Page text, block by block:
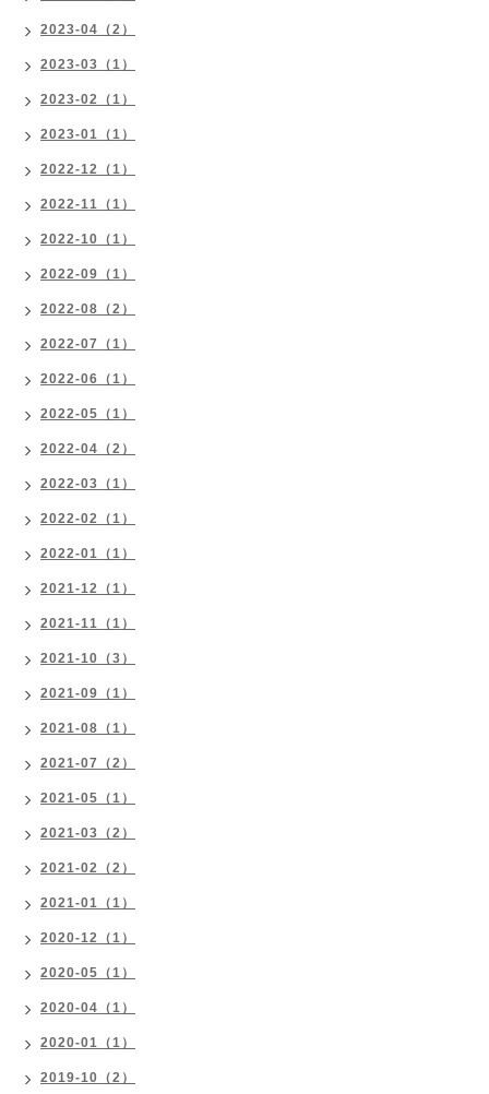
2023-04（2）
2023-03（1）
2023-02（1）
2023-01（1）
2022-12（1）
2022-11（1）
2022-10（1）
2022-09（1）
2022-08（2）
2022-07（1）
2022-06（1）
2022-05（1）
2022-04（2）
2022-03（1）
2022-02（1）
2022-01（1）
2021-12（1）
2021-11（1）
2021-10（3）
2021-09（1）
2021-08（1）
2021-07（2）
2021-05（1）
2021-03（2）
2021-02（2）
2021-01（1）
2020-12（1）
2020-05（1）
2020-04（1）
2020-01（1）
2019-10（2）